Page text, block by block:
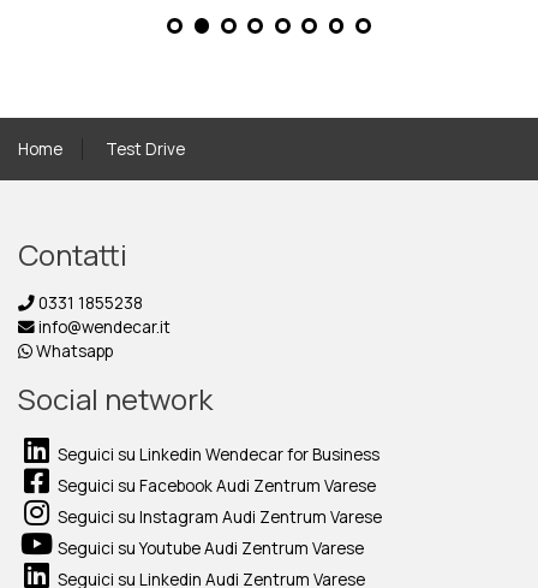
Home Test Drive
Contatti
0331 1855238
info@wendecar.it
Whatsapp
Social network
Seguici su Linkedin Wendecar for Business
Seguici su Facebook Audi Zentrum Varese
Seguici su Instagram Audi Zentrum Varese
Seguici su Youtube Audi Zentrum Varese
Seguici su Linkedin Audi Zentrum Varese